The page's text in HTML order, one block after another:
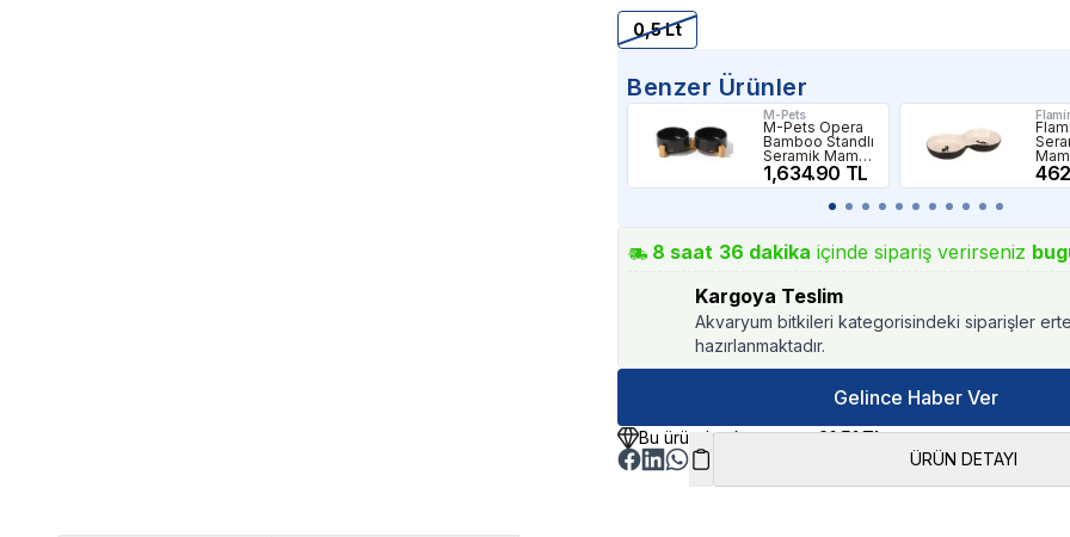
0,5 Lt
Benzer Ürünler
M-Pets
M-Pets Opera
Bamboo Standlı
Seramik Mama
Kabı 2x850ml
Siyah
1,634.90 TL
8 saat 36 dakika içinde sipariş verirseniz
Kargoya Teslim
Akvaryum bitkileri kategorisindeki siparişler
hazırlanmaktadır.
Gelince Haber Ver
Bu üründen kazancınız21.51 TL
ÜRÜN DETAYI